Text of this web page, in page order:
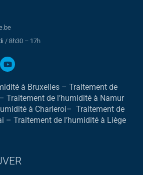
/ 8h30 – 17h
à Bruxelles – Traitement de
– Traitement de l’humidité à Namur
à Charleroi– Traitement de
– Traitement de l’humidité à Liège